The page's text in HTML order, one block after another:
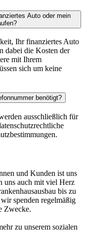
Auto oder mein
Ihr finanziertes Auto
dabei die Kosten der
mit Ihrem
sich um keine
benötigt?
ausschließlich für
und Kunden ist uns
uns auch mit viel Herz
bis zu
spenden regelmäßig
Zwecke.
zu unserem sozialen